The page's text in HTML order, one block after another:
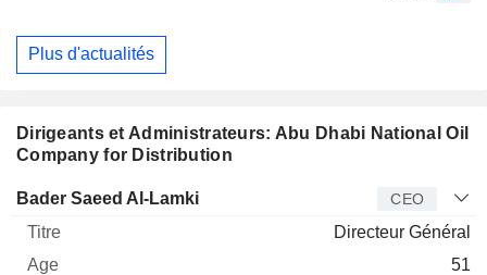
Plus d'actualités
Dirigeants et Administrateurs: Abu Dhabi National Oil
Company for Distribution
Dirigeant Titre Age Depuis
Bader Saeed Al-Lamki CEO
Directeur Général
51